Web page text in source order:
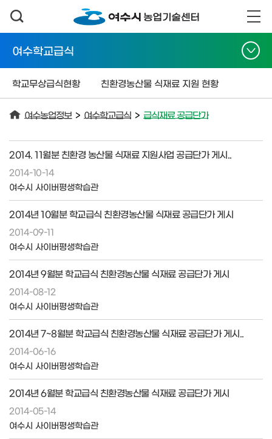
여수학교급식
학교무상급식현황 친환경농산물 식재료 지원 현황
여수농업정보 > 여수학교급식 > 급식재료 공급단가
2014. 11월분 친환경 농산물 식재료 지원사업 공급단가 게시..
2014-10-14
여수시 사이버평생학습관
2014년 10월분 학교급식 친환경농산물 식재료 공급단가 게시
2014-09-11
여수시 사이버평생학습관
2014년 9월분 학교급식 친환경농산물 식재료 공급단가 게시
2014-08-12
여수시 사이버평생학습관
2014년 7~8월분 학교급식 친환경농산물 식재료 공급단가 게시..
2014-06-16
여수시 사이버평생학습관
2014년 6월분 학교급식 친환경농산물 식재료 공급단가 게시
2014-05-14
여수시 사이버평생학습관